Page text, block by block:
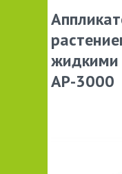
жидкими
AP-3000